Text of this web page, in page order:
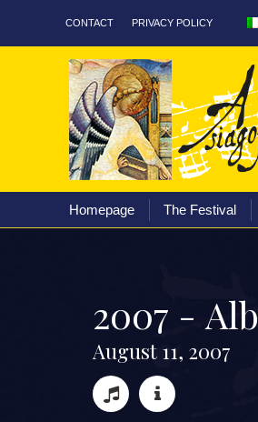
CONTACT PRIVACY POLICY
Homepage The Festival
2007 - Alb
August 11, 2007